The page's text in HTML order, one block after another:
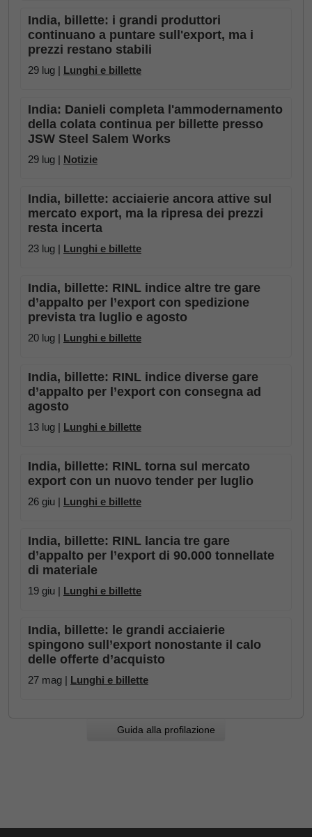
India, billette: i grandi produttori
continuano a puntare sull'export, ma i
prezzi restano stabili
29 lug | Lunghi e billette
India: Danieli completa l'ammodernamento
della colata continua per billette presso
JSW Steel Salem Works
29 lug | Notizie
India, billette: acciaierie ancora attive sul
mercato export, ma la ripresa dei prezzi
resta incerta
23 lug | Lunghi e billette
India, billette: RINL indice altre tre gare
d’appalto per l’export con spedizione
prevista tra luglio e agosto
20 lug | Lunghi e billette
India, billette: RINL indice diverse gare
d’appalto per l’export con consegna ad
agosto
13 lug | Lunghi e billette
India, billette: RINL torna sul mercato
export con un nuovo tender per luglio
26 giu | Lunghi e billette
India, billette: RINL lancia tre gare
d’appalto per l’export di 90.000 tonnellate
di materiale
19 giu | Lunghi e billette
India, billette: le grandi acciaierie
spingono sull’export nonostante il calo
delle offerte d’acquisto
27 mag | Lunghi e billette
Guida alla profilazione